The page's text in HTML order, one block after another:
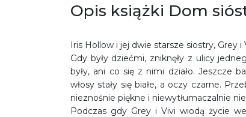
Opis książki Dom
Iris Hollow i jej dwie starsze siostry, Grey
Gdy były dziećmi, zniknęły z ulicy
były, ani co się z nimi działo. Jeszcze
włosy stały się białe, a oczy czarne.
nieznośnie piękne i niewytłumaczalnie
Podczas gdy Grey i Vivi wiodą życie